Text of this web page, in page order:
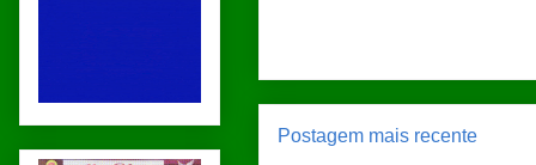
Postagem mais recente